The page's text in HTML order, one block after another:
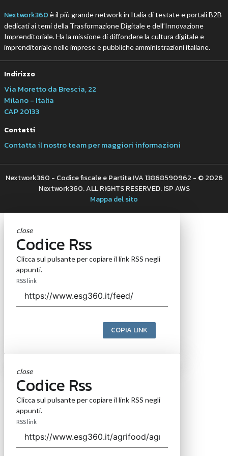
Argomenti
A
Agricoltura 4.0 C Cloud
Canali
Agrifood
ESG e business
CleanTech: che cosa sono e che ruolo
05 Ago 2026
Focus su AI e sostenibilità per il report
Valutazioni e analisi ESG: nasce Cerved
ESG Ratings
30 Lug 2026
trasparente per la CSRD
Lca: cos’è il Life Cycle Assessment e
come è utile alle aziende
Seguici